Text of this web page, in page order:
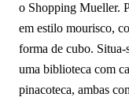
o Shopping Mueller.
em estilo mourisco,
forma de cubo. Situa-
uma biblioteca com
pinacoteca, ambas